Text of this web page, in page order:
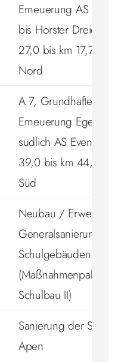
Erneuerung AS
bis Horster Dreieck
27,0 bis km 17,7),
Nord
A 7, Grundhafte
Erneuerung Egestorf
südlich AS Evendorf
39,0 bis km 44,5),
Süd
Neubau /
Generalsanierung
Schulgebäuden
(Maßnahmenpaket
Schulbau II)
Sanierung der
Apen